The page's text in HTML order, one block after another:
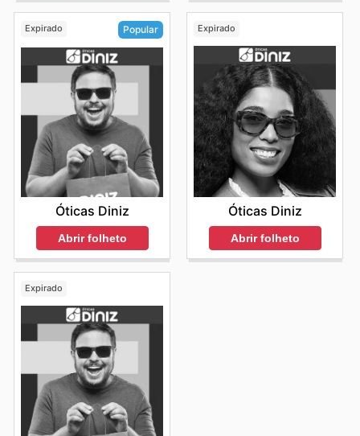
Expirado Popular
Óticas Diniz
Abrir folheto
Expirado
Óticas Diniz
Abrir folheto
Expirado